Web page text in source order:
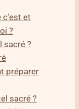
c'est et
?
sacré ?
préparer
sacré ?